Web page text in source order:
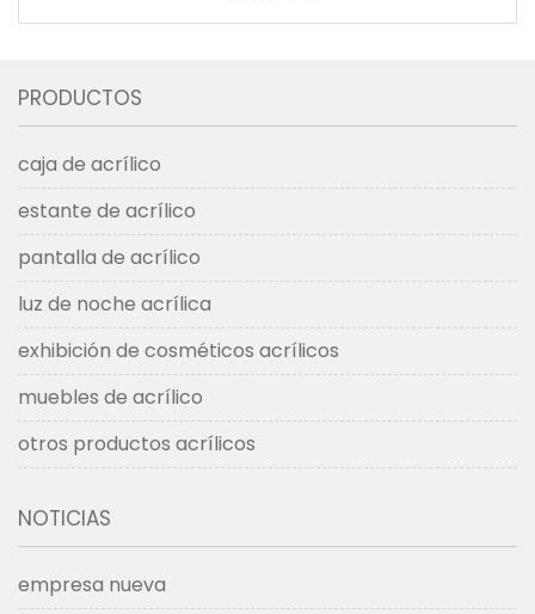
PRODUCTOS
caja de acrílico
estante de acrílico
pantalla de acrílico
luz de noche acrílica
exhibición de cosméticos acrílicos
muebles de acrílico
otros productos acrílicos
NOTICIAS
empresa nueva